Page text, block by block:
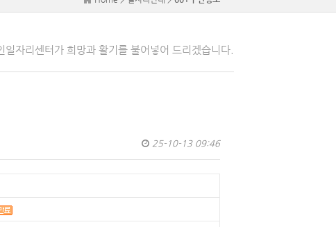
자리센터가 희망과 활기를 불어넣어 드리겠습니다.
25-10-13 09:46